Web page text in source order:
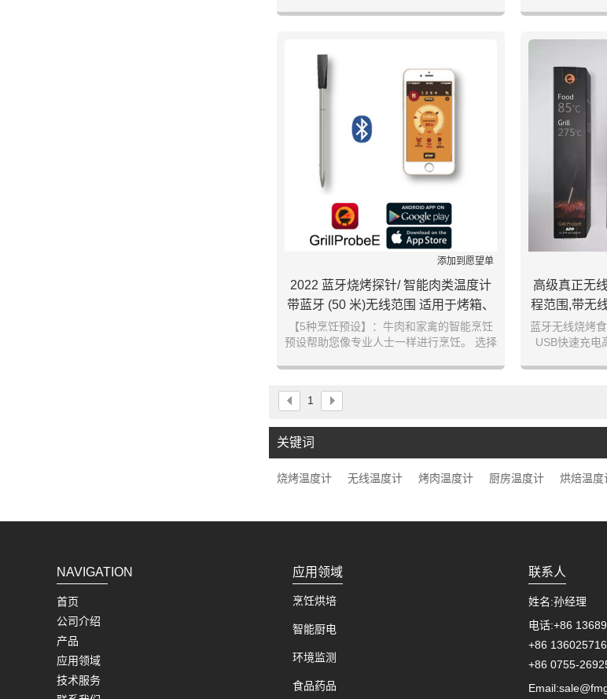
添加到愿望单
2022 蓝牙烧烤探针/ 智能肉类温度计
带蓝牙 (50 米)无线范围 适用于烤箱、
烧烤、厨房、烧烤、烟熏机、烤肉机,
洗碗机, Pressure Cooker
【5种烹饪预设】：牛肉和家禽的智能烹饪
预设帮助您像专业人士一样进行烹饪。 选择
App在食物完成时通知您。【安全准确】:
内置双温度传感器, 监控肉类温度高达
190°F(约85摄氏度),环境温度高达285摄氏
高级真正无
程范围,带无
无
蓝牙无线烧烤
USB快速充电
程序获得实时
1
关键词
烧烤温度计 无线温度计 烤肉温度计 厨房温度计 烘焙温度
NAVIGATION
首页
公司介绍
产品
应用领域
技术服务
应用领域
烹饪烘培
智能厨电
环境监测
食品药品
联系人
姓名:孙经理
电话:+86
+86
+86 0755-
Email: